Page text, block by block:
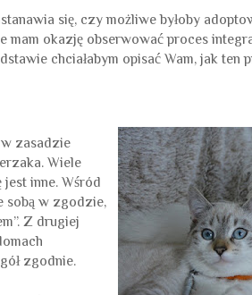
się, czy możliwe byłoby
mam okazję obserwować proces
chciałabym opisać Wam, jak ten
zasadzie
Wiele
inne. Wśród
sobą w zgodzie,
Z drugiej
zgodnie.